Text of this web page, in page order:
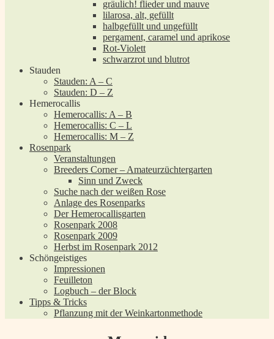
gräulich! flieder und mauve
lilarosa, alt, gefüllt
halbgefüllt und ungefüllt
pergament, caramel und aprikose
Rot-Violett
schwarzrot und blutrot
Stauden
Stauden: A – C
Stauden: D – Z
Hemerocallis
Hemerocallis: A – B
Hemerocallis: C – L
Hemerocallis: M – Z
Rosenpark
Veranstaltungen
Breeders Corner – Amateurzüchtergarten
Sinn und Zweck
Suche nach der weißen Rose
Anlage des Rosenparks
Der Hemerocallisgarten
Rosenpark 2008
Rosenpark 2009
Herbst im Rosenpark 2012
Schöngeistiges
Impressionen
Feuilleton
Logbuch – der Block
Tipps & Tricks
Pflanzung mit der Weinkartonmethode